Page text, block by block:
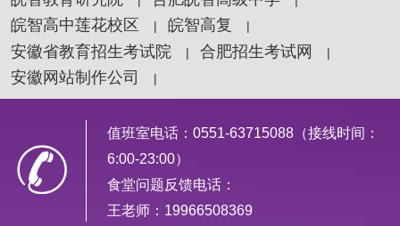
皖智高中莲花校区 |皖智高复 |
安徽省教育招生考试院 |合肥招生考试网 |
安徽网站制作公司 |
值班室电话：0551-63715088（接线时间：
6:00-23:00）
食堂问题反馈电话：
王老师：19966508369